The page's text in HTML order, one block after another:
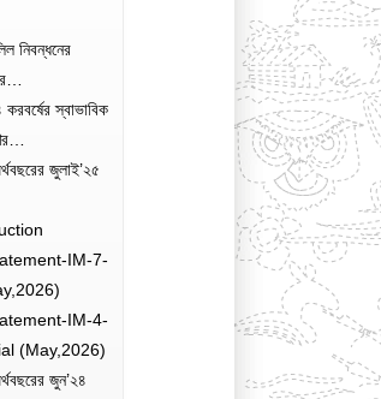
নিবন্ধনের
স্বাভাবিক
জুলাই’২৫
IM-7-
IM-4-
(May,2026)
জুন’২৪